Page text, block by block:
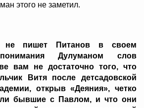
этого не заметил.
не пишет Питанов в своем
Дулуманом слов
вам не достаточно того, что
Витя после детсадовской
открыв «Деяния», четко
бывшие с Павлом, и что они